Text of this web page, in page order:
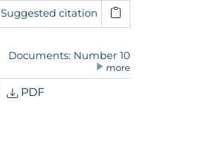
Suggested citation
Documents: Number 10
more
PDF